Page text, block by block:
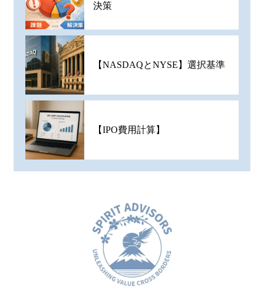
決策
【NASDAQとNYSE】選択基準
【IPO費用計算】